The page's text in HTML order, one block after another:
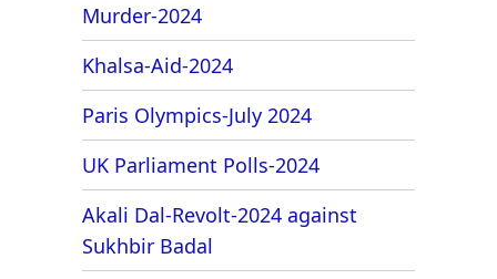
Murder-2024
Khalsa-Aid-2024
Paris Olympics-July 2024
UK Parliament Polls-2024
Akali Dal-Revolt-2024 against
Sukhbir Badal